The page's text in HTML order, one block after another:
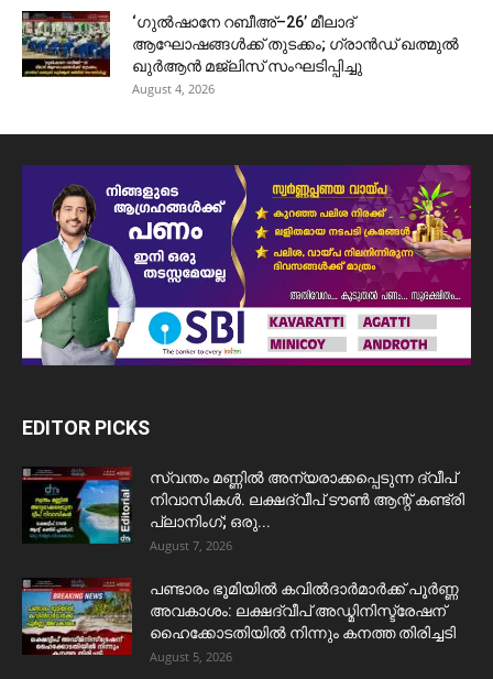
‘ഗുൽഷാനേ റബീഅ്–26’ മീലാദ്
ആഘോഷങ്ങൾക്ക് തുടക്കം; ഗ്രാൻഡ് ഖത്മുൽ
ഖുർആൻ മജ്‌ലിസ് സംഘടിപ്പിച്ചു
August 4, 2026
EDITOR PICKS
സ്വന്തം മണ്ണിൽ അന്യരാക്കപ്പെടുന്ന ദ്വീപ്
നിവാസികൾ. ലക്ഷദ്വീപ് ടൗൺ ആന്റ് കണ്ട്രി
പ്ലാനിംഗ്; ഒരു...
August 7, 2026
പണ്ടാരം ഭൂമിയിൽ കവിൽദാർമാർക്ക് പൂർണ്ണ
അവകാശം: ലക്ഷദ്വീപ് അഡ്മിനിസ്ട്രേഷന്
ഹൈക്കോടതിയിൽ നിന്നും കനത്ത തിരിച്ചടി
August 5, 2026